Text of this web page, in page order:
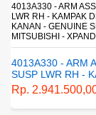
4013A330 - ARM
LWR RH - KAMPAK
KANAN - GENUINE
MITSUBISHI -
4013A330 - ARM
SUSP LWR RH -
DEPAN BAWAH
GENUINE
MITSUBISHI -
Rp.